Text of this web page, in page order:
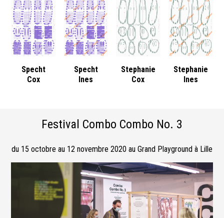
Specht
Cox
Specht
Ines
Stephanie
Cox
Stephanie
Ines
Festival Combo Combo No. 3
du 15 octobre au 12 novembre 2020 au Grand Playground à Lille